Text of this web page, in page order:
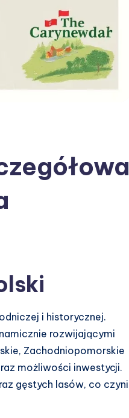
i historycznej.
rozwijającymi
Zachodniopomorskie
możliwości inwestycji.
gęstych lasów, co czyni